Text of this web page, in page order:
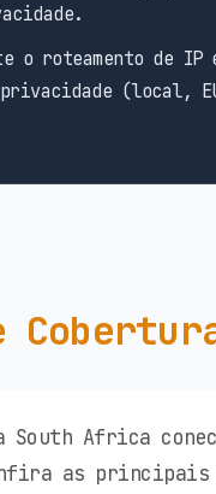
o roteamento de
(local,
South Africa
as principais